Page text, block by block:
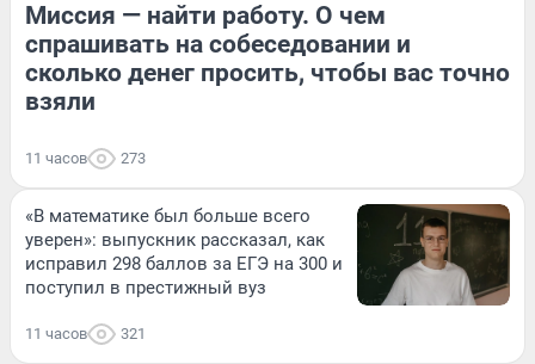
Миссия — найти работу. О чем
спрашивать на собеседовании и
сколько денег просить, чтобы вас точно
взяли
11 часов 273
«В математике был больше всего
уверен»: выпускник рассказал, как
исправил 298 баллов за ЕГЭ на 300 и
поступил в престижный вуз
11 часов 321